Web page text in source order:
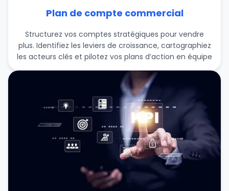
Plan de compte commercial
Structurez vos comptes stratégiques pour vendre
plus. Identifiez les leviers de croissance, cartographiez
les acteurs clés et pilotez vos plans d’action en équipe